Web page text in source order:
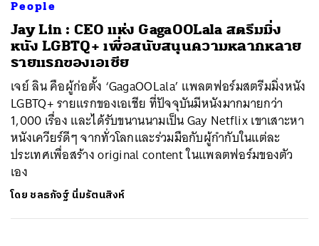
People
Jay Lin : CEO แห่ง GagaOOLala สตรีมมิ่ง
หนัง LGBTQ+ เพื่อสนับสนุนความหลากหลาย
รายแรกของเอเชีย
เจย์ ลิน คือผู้ก่อตั้ง ‘GagaOOLala’ แพลตฟอร์มสตรีมมิ่งหนัง
LGBTQ+ รายแรกของเอเชีย ที่ปัจจุบันมีหนังมากมายกว่า
1,000 เรื่อง และได้รับขนานนามเป็น Gay Netflix เขาเสาะหา
หนังเควียร์ดีๆ จากทั่วโลกและร่วมมือกับผู้กำกับในแต่ละ
ประเทศเพื่อสร้าง original content ในแพลตฟอร์มของตัว
เอง
โดย ชลธภัจฐ์ นิ่มรัตนสิงห์